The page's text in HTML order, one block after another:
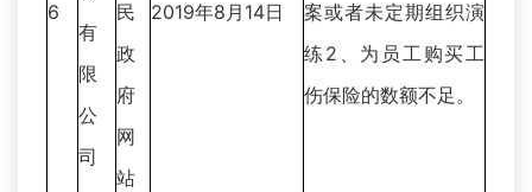
6
有
限
公
司
民
政
府
网
站
2019年8月14日
案或者未定期组织演
练2、为员工购买工
伤保险的数额不足。